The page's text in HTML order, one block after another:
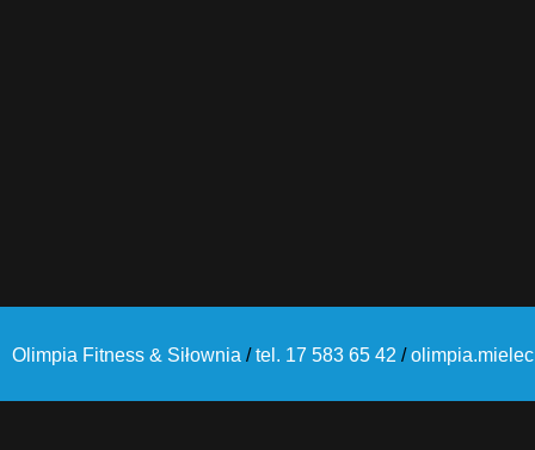
Olimpia Fitness & Siłownia /tel. 17 583 65 42 /